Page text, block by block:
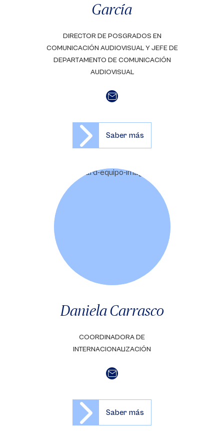
García
DIRECTOR DE POSGRADOS EN
COMUNICACIÓN AUDIOVISUAL Y JEFE DE
DEPARTAMENTO DE COMUNICACIÓN
AUDIOVISUAL
Saber más
Daniela Carrasco
COORDINADORA DE
INTERNACIONALIZACIÓN
Saber más